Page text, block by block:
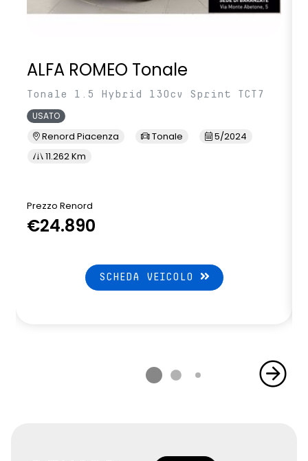
ALFA ROMEO Tonale
Tonale 1.5 Hybrid 130cv Sprint TCT7
USATO
Renord Piacenza Tonale
5/2024
11.262 Km
Prezzo Renord
€24.890
SCHEDA VEICOLO